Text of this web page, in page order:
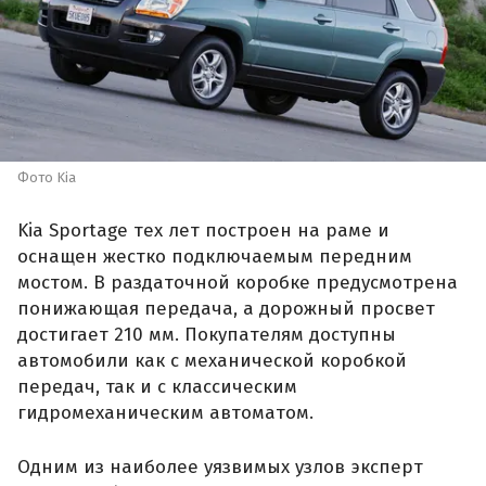
Фото Kia
Kia Sportage тех лет построен на раме и
оснащен жестко подключаемым передним
мостом. В раздаточной коробке предусмотрена
понижающая передача, а дорожный просвет
достигает 210 мм. Покупателям доступны
автомобили как с механической коробкой
передач, так и с классическим
гидромеханическим автоматом.
Одним из наиболее уязвимых узлов эксперт